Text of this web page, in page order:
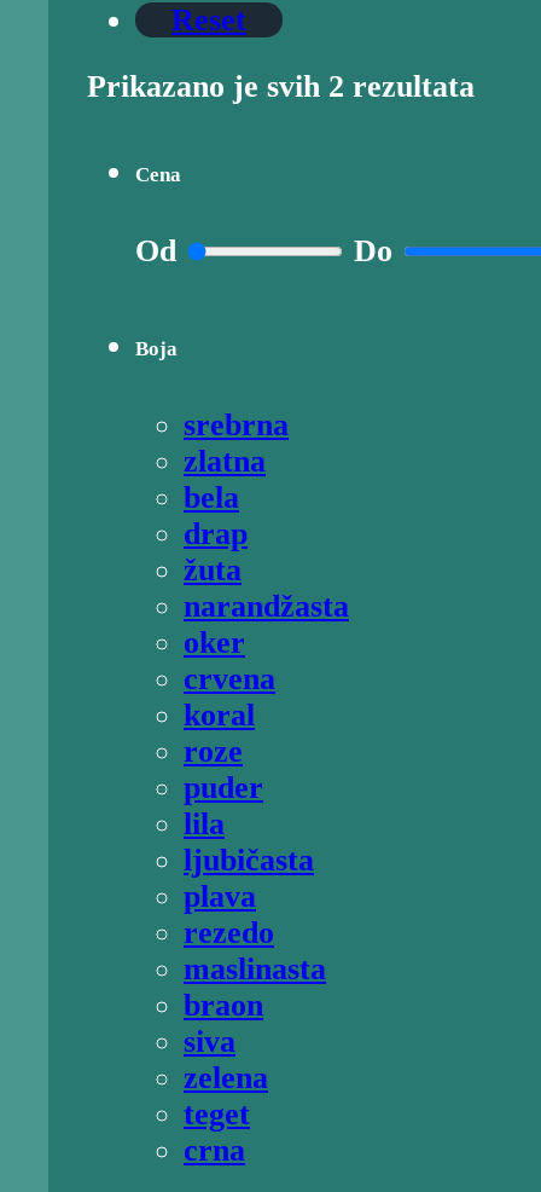
Reset
Prikazano je svih 2 rezultata
Cena
Od Do
Boja
srebrna
zlatna
bela
drap
žuta
narandžasta
oker
crvena
koral
roze
puder
lila
ljubičasta
plava
rezedo
maslinasta
braon
siva
zelena
teget
crna